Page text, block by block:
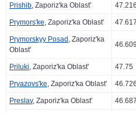
Prishib, Zaporiz'ka Oblast'
Prymors'ke, Zaporiz'ka Oblast'
Prymorskyy Posad , Zaporiz'ka
Oblast'
Priluki, Zaporiz'ka Oblast' 47.75
Pryazovs'ke, Zaporiz'ka Oblast'
Preslav, Zaporiz'ka Oblast'